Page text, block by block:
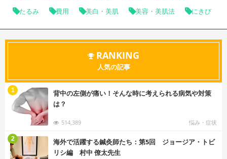
たるみ 費用 美白・美肌 美容・美肌法 にきび
RANKING
人気の記事
背中の左側が痛い！そんな時に考えられる病気や対策
は？
514,389 悩み・症状
1
海外で活躍する鍼灸師たち：第5回 ジョージア・トビ
リシ編 村中 僚太先生
2